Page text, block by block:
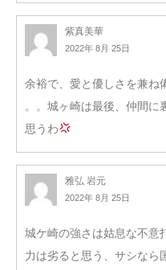
紫真美華
2022年 8月 25日
余裕で、愛と優しさを兼ね
。。城ヶ崎は最後、仲間に
思うわ
雅弘 岩元
2022年 8月 25日
城ケ崎の強さは姑息な不意
力は劣ると思う、サシなら